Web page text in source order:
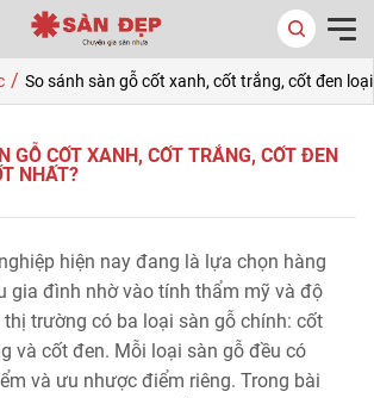
/ So sánh sàn gỗ cốt xanh, cốt trắng, cốt đen
GỖ CỐT XANH, CỐT TRẮNG, CỐT ĐEN
NHẤT?
hiện nay đang là lựa chọn hàng
gia đình nhờ vào tính thẩm mỹ và độ
thị trường có ba loại sàn gỗ chính: cốt
và cốt đen. Mỗi loại sàn gỗ đều có
và ưu nhược điểm riêng. Trong bài